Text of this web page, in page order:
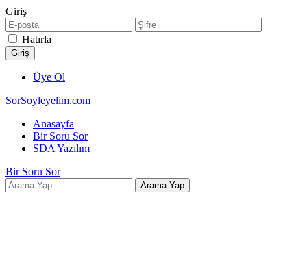
Giriş
Hatırla
Üye Ol
SorSoyleyelim.com
Anasayfa
Bir Soru Sor
SDA Yazılım
Bir Soru Sor